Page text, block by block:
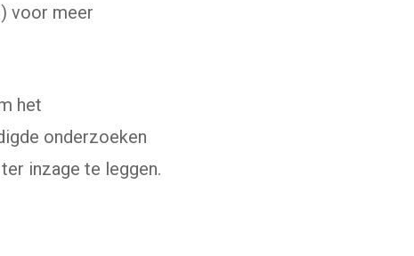
voor meer
het
onderzoeken
inzage te leggen.